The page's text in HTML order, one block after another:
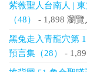
紫薇聖人台南人 |
（48）
- 1,898 瀏覽
黑兔走入青龍穴第
預言集（28）
-